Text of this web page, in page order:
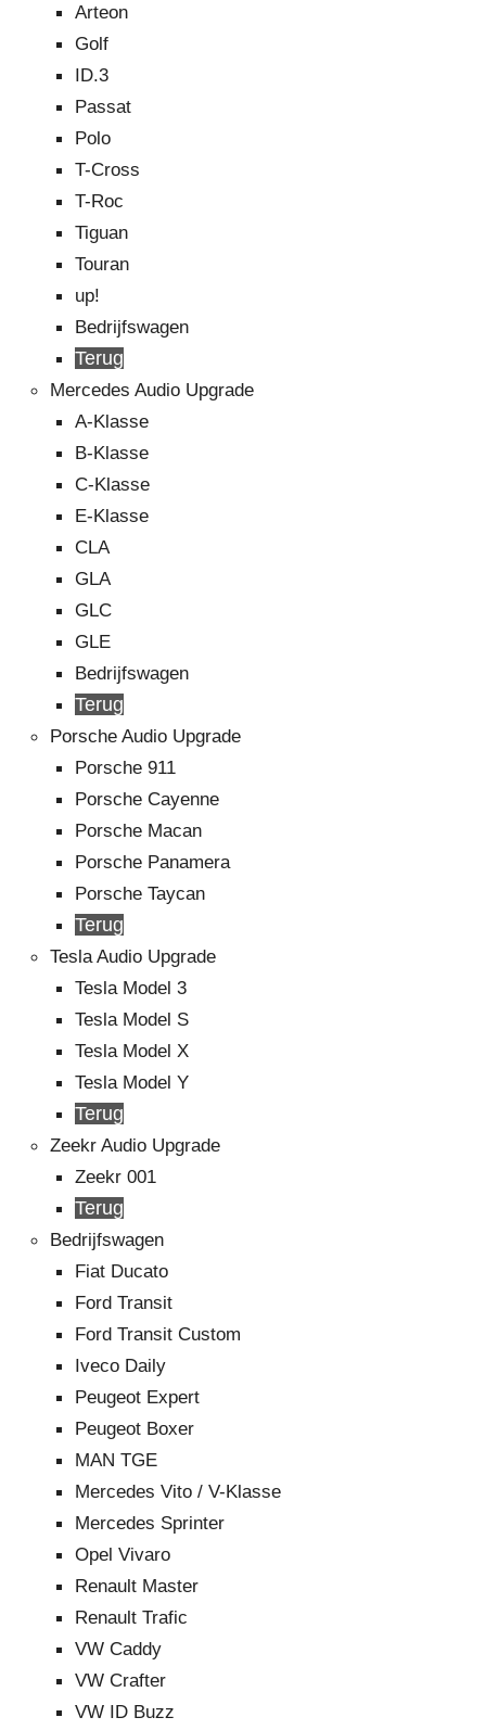
Arteon
Golf
ID.3
Passat
Polo
T-Cross
T-Roc
Tiguan
Touran
up!
Bedrijfswagen
Terug
Mercedes Audio Upgrade
A-Klasse
B-Klasse
C-Klasse
E-Klasse
CLA
GLA
GLC
GLE
Bedrijfswagen
Terug
Porsche Audio Upgrade
Porsche 911
Porsche Cayenne
Porsche Macan
Porsche Panamera
Porsche Taycan
Terug
Tesla Audio Upgrade
Tesla Model 3
Tesla Model S
Tesla Model X
Tesla Model Y
Terug
Zeekr Audio Upgrade
Zeekr 001
Terug
Bedrijfswagen
Fiat Ducato
Ford Transit
Ford Transit Custom
Iveco Daily
Peugeot Expert
Peugeot Boxer
MAN TGE
Mercedes Vito / V-Klasse
Mercedes Sprinter
Opel Vivaro
Renault Master
Renault Trafic
VW Caddy
VW Crafter
VW ID Buzz